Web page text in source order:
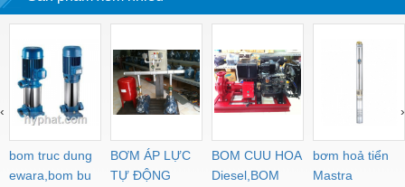
PHASE
bom truc dung
ewara,bom bu
BƠM ÁP LỰC
TỰ ĐỘNG
BOM CUU HOA
Diesel,BOM
bơm hoả tiển
Mastra
‹ ›